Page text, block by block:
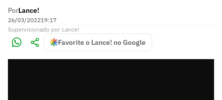
PorLance!
26/03/202219:17
Supervisionado por Lance!
Favorite o Lance! no Google